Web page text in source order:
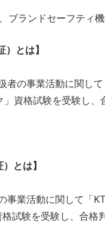
ブランドセーフティ
とは】
の事業活動に関し
資格試験を受験し
とは】
業活動に関して「
試験を受験し、合格